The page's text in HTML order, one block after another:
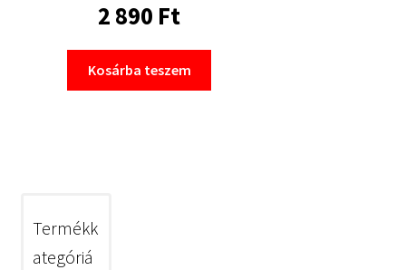
2 890 Ft
Kosárba teszem
Termékk
ategóriá